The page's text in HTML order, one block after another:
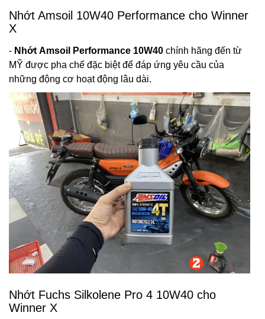
Nhớt Amsoil 10W40 Performance cho Winner
X
- Nhớt Amsoil Performance 10W40 chính hãng đến từ
MỸ được pha chế đặc biệt để đáp ứng yêu cầu của
những động cơ hoạt động lâu dài.
Nhớt Fuchs Silkolene Pro 4 10W40 cho
Winner X